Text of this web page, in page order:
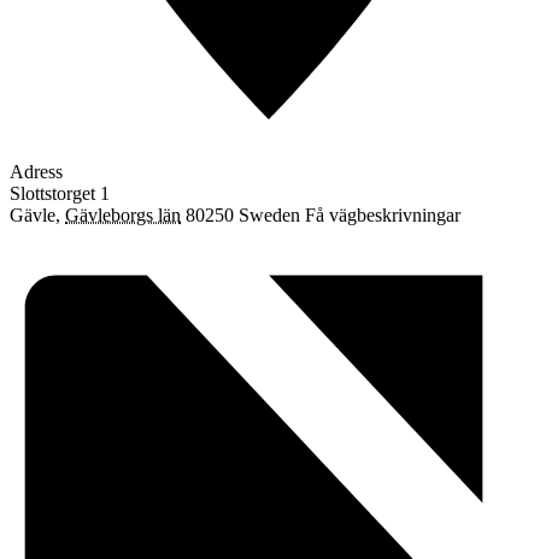
Adress
Slottstorget 1
Gävle, Gävleborgs län 80250 Sweden Få vägbeskrivningar